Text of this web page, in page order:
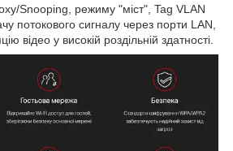
Snooping, режиму "міст", Tag VLAN
потокового сигналу через порти LAN,
відео у високій роздільній здатності.